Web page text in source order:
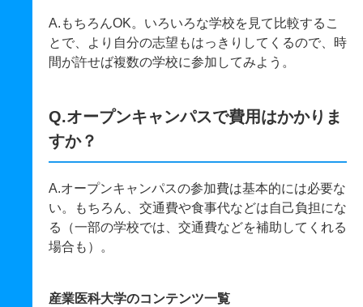
A.もちろんOK。いろいろな学校を見て比較するこ
とで、より自分の志望もはっきりしてくるので、時
間が許せば複数の学校に参加してみよう。
Q.オープンキャンパスで費用はかかりま
すか？
A.オープンキャンパスの参加費は基本的には必要な
い。もちろん、交通費や食事代などは自己負担にな
る（一部の学校では、交通費などを補助してくれる
場合も）。
産業医科大学のコンテンツ一覧